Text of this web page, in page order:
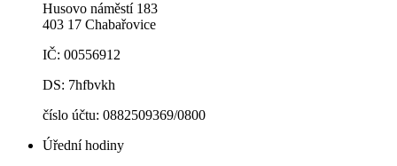
Husovo náměstí 183
403 17 Chabařovice
IČ: 00556912
DS: 7hfbvkh
číslo účtu: 0882509369/0800
Úřední hodiny